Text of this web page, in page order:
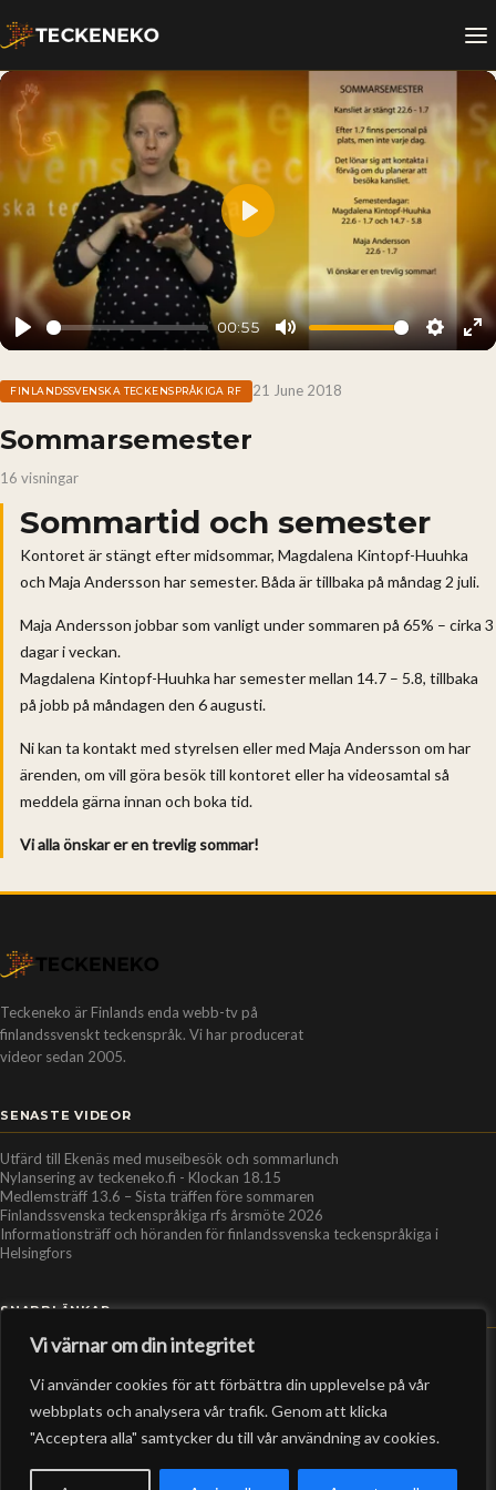
Vi värnar om din integritet
Vi använder cookies för att förbättra din upplevelse på vår
webbplats och analysera vår trafik. Genom att klicka
"Acceptera alla" samtycker du till vår användning av cookies.
Play
00:55
Mute
Play
FINLANDSSVENSKA TECKENSPRÅKIGA RF 21 June 2018
Sommarsemester
16 visningar
Sommartid och semester
Kontoret är stängt efter midsommar, Magdalena Kintopf-Huuhka
och Maja Andersson har semester. Båda är tillbaka på måndag 2 juli.
Maja Andersson jobbar som vanligt under sommaren på 65% – cirka 3
dagar i veckan.
Magdalena Kintopf-Huuhka har semester mellan 14.7 – 5.8, tillbaka
på jobb på måndagen den 6 augusti.
Ni kan ta kontakt med styrelsen eller med Maja Andersson om har
ärenden, om vill göra besök till kontoret eller ha videosamtal så
meddela gärna innan och boka tid.
Vi alla önskar er en trevlig sommar!
Teckeneko är Finlands enda webb-tv på
finlandssvenskt teckenspråk. Vi har producerat
videor sedan 2005.
SENASTE VIDEOR
Utfärd till Ekenäs med museibesök och sommarlunch
Nylansering av teckeneko.fi - Klockan 18.15
Medlemsträff 13.6 – Sista träffen före sommaren
Finlandssvenska teckenspråkiga rfs årsmöte 2026
Informationsträff och höranden för finlandssvenska teckenspråkiga i
Helsingfors
SNABBLÄNKAR
Personer
Organisationer
Kontakt
RSS-flöde